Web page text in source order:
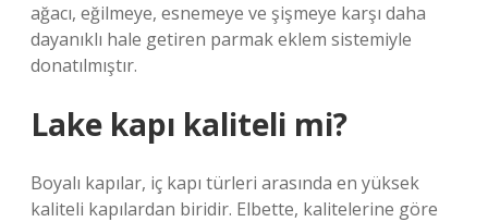
ağacı, eğilmeye, esnemeye ve şişmeye karşı daha
dayanıklı hale getiren parmak eklem sistemiyle
donatılmıştır.
Lake kapı kaliteli mi?
Boyalı kapılar, iç kapı türleri arasında en yüksek
kaliteli kapılardan biridir. Elbette, kalitelerine göre